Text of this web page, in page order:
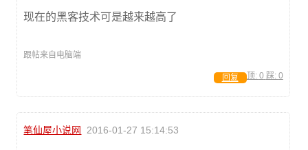
现在的黑客技术可是越来越高了
跟帖来自电脑端
顶: 0 踩: 0
回复
笔仙屋小说网 2016-01-27 15:14:53